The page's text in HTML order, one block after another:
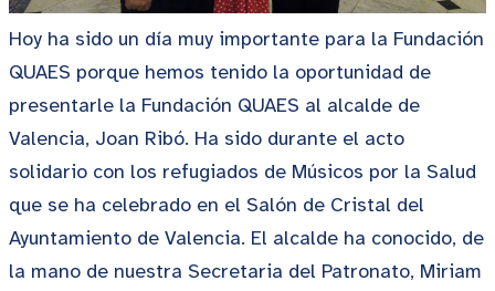
Hoy ha sido un día muy importante para la Fundación
QUAES porque hemos tenido la oportunidad de
presentarle la Fundación QUAES al alcalde de
Valencia, Joan Ribó. Ha sido durante el acto
solidario con los refugiados de Músicos por la Salud
que se ha celebrado en el Salón de Cristal del
Ayuntamiento de Valencia. El alcalde ha conocido, de
la mano de nuestra Secretaria del Patronato, Miriam